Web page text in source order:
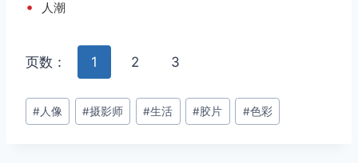
• 人潮
页数： 1 2 3
文
章
#人像 #摄影师 #生活 #胶片 #色彩